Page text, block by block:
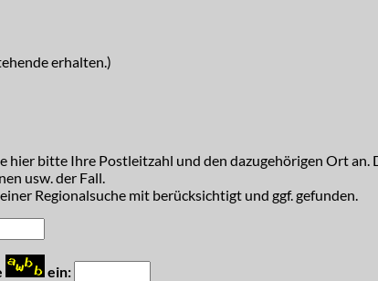
erhalten.)
hier bitte Ihre Postleitzahl und den dazugehörigen Ort an.
usw. der Fall.
Regionalsuche mit berücksichtigt und ggf. gefunden.
ein: